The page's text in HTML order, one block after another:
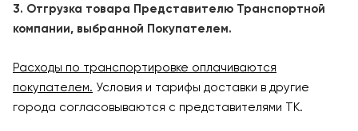
3. Отгрузка товара Представителю Транспортной
компании, выбранной Покупателем.
Расходы по транспортировке оплачиваются
покупателем. Условия и тарифы доставки в другие
города согласовываются с представителями ТК.